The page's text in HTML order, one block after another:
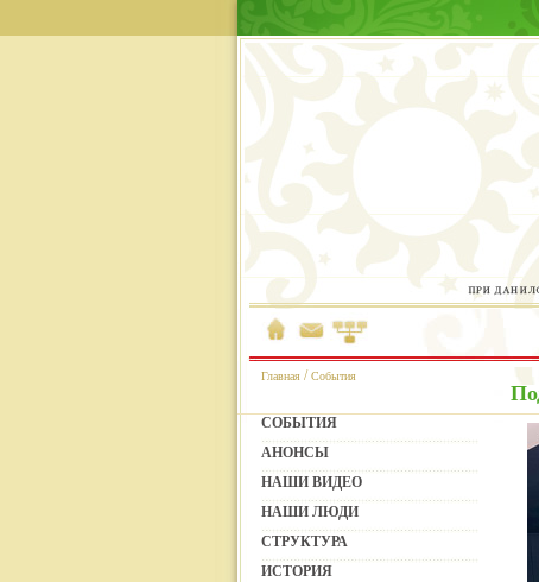
Главная /События
СОБЫТИЯ
АНОНСЫ
НАШИ ВИДЕО
НАШИ ЛЮДИ
СТРУКТУРА
ИСТОРИЯ